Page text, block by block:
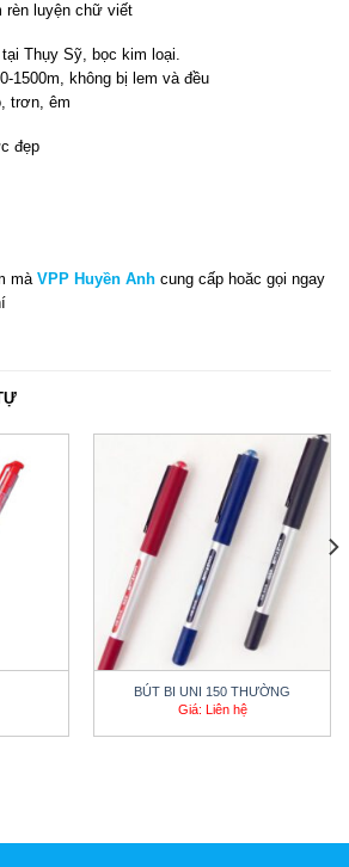
rèn luyện chữ viết
Thụy Sỹ, bọc kim loại.
1500m, không bị lem và đều
trơn, êm
đẹp
mà VPP Huyền Anh cung cấp hoăc gọi ngay
BÚT BI UNI 150 THƯỜNG
Giá: Liên hệ